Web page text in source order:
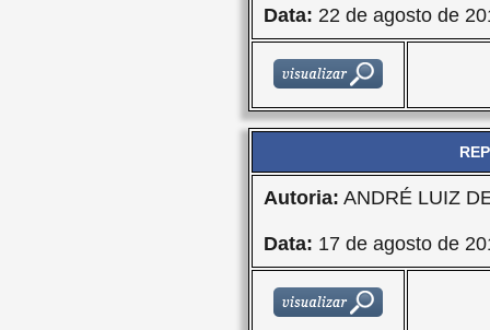
Data: 22 de agosto de
Autoria: ANDRÉ LUIZ
Data: 17 de agosto de